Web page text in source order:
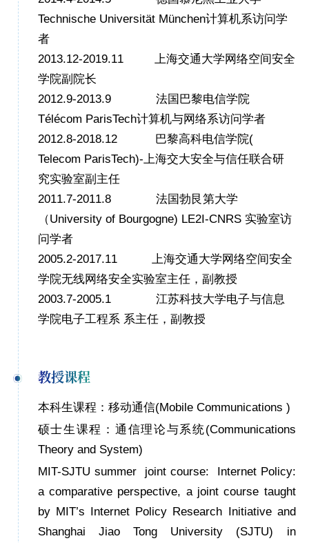
Technische Universität München计算机系访问学
者
2013.12-2019.11 上海交通大学网络空间安全
学院副院长
2012.9-2013.9 法国巴黎电信学院
Télécom ParisTech计算机与网络系访问学者
2012.8-2018.12 巴黎高科电信学院(
Telecom ParisTech)-上海交大安全与信任联合研
究实验室副主任
2011.7-2011.8 法国勃艮第大学
（University of Bourgogne) LE2I-CNRS 实验室访
问学者
2005.2-2017.11
上海交通大学网络空间安全
学院无线网络安全实验室主任， 副教授
2003.7-2005.1 江苏科技大学电子与信息
学院电子工程系 系主任， 副教授
教授课程
本科生课程：移动通信(Mobile Communications )
硕士生课程：通信理论与系统(Communications
Theory and System)
MIT-SJTU summer joint course: Internet Policy:
a comparative perspective, a joint course taught
by MIT’s Internet Policy Research Initiative and
Shanghai Jiao Tong University (SJTU) in